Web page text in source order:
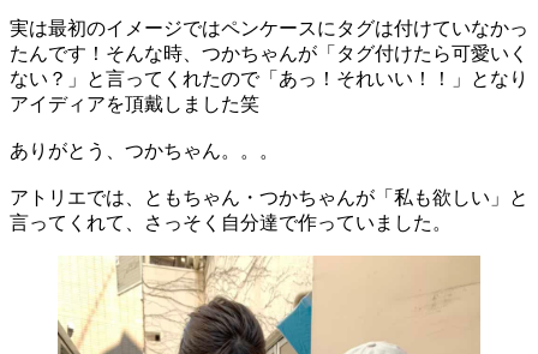
実は最初のイメージではペンケースにタグは付けていなかっ
たんです！そんな時、つかちゃんが「タグ付けたら可愛いく
ない？」と言ってくれたので「あっ！それいい！！」となり
アイディアを頂戴しました笑
ありがとう、つかちゃん。。。
アトリエでは、ともちゃん・つかちゃんが「私も欲しい」と
言ってくれて、さっそく自分達で作っていました。